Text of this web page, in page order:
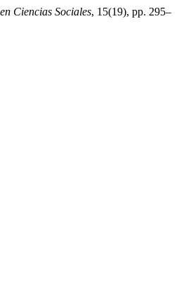
Ciencias Sociales, 15(19), pp. 295–